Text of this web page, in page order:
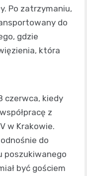
Po zatrzymaniu,
do
gdzie
która
czerwca, kiedy
z
w Krakowie.
do
poszukiwanego
być gościem